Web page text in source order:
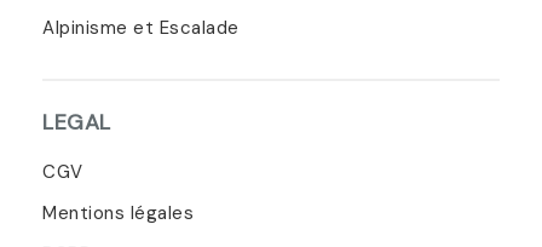
Alpinisme et Escalade
LEGAL
CGV
Mentions légales